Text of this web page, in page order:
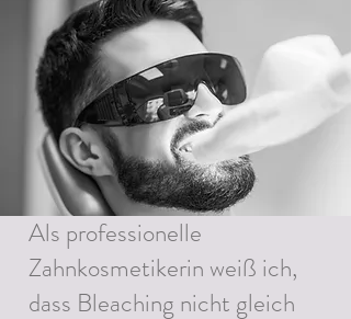
Als professionelle
Zahnkosmetikerin weiß ich,
dass Bleaching nicht gleich